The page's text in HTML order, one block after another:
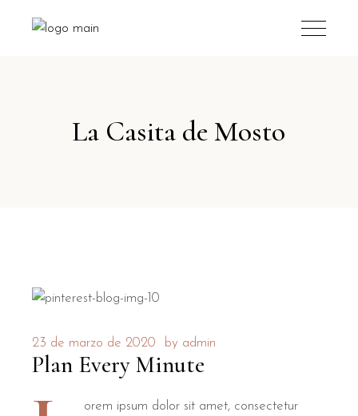
La Casita de Mosto
23 de marzo de 2020 by admin
Plan Every Minute
orem ipsum dolor sit amet, consectetur